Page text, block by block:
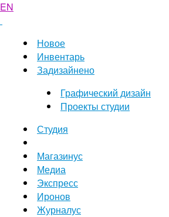
EN
Новое
Инвентарь
Задизайнено
Графический дизайн
Проекты студии
Студия
Магазинус
Медиа
Экспресс
Иронов
Журналус